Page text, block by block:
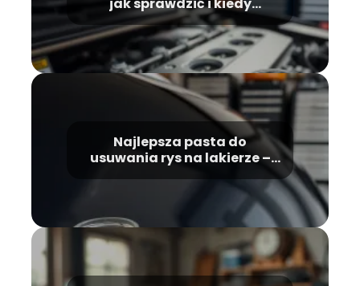
jak sprawdzić i kiedy
wykonać?
Najlepsza pasta do
usuwania rys na lakierze –